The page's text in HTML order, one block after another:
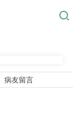
病友留言